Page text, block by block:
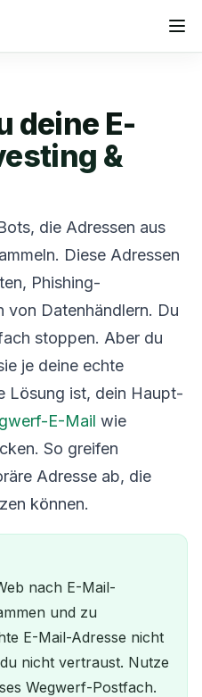
deine E-
&
die Adressen aus
Diese Adressen
Phishing-
von Datenhändlern. Du
stoppen. Aber du
je deine echte
Lösung ist, dein Haupt-
E-Mail wie
So greifen
Adresse ab, die
können.
nach E-Mail-
und zu
E-Mail-Adresse nicht
nicht vertraust. Nutze
Wegwerf-Postfach.